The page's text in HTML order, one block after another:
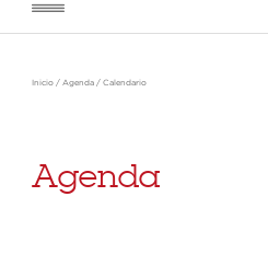
Inicio / Agenda / Calendario
Agenda